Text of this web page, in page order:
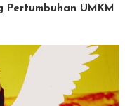
Pertumbuhan UMKM